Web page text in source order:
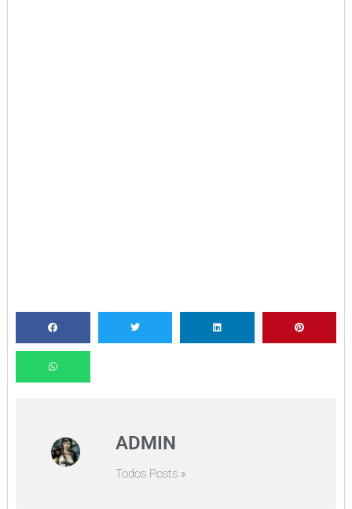
ADMIN
Todos Posts »